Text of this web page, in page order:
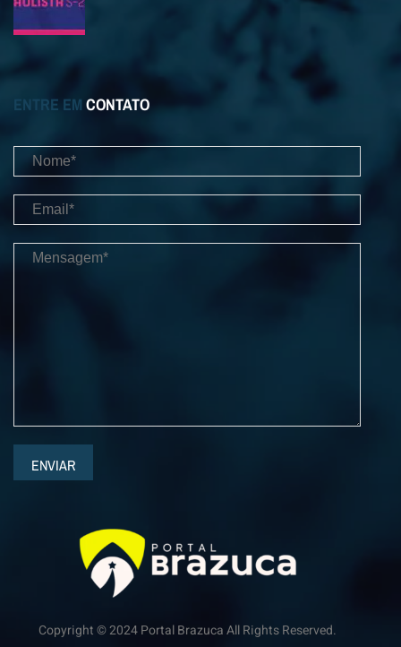
ENTRE EM CONTATO
ENVIAR
Copyright © 2024 Portal Brazuca All Rights Reserved.